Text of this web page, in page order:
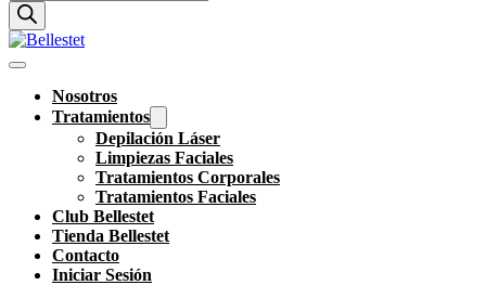
de
productos
Nosotros
Tratamientos
Depilación Láser
Limpiezas Faciales
Tratamientos Corporales
Tratamientos Faciales
Club Bellestet
Tienda Bellestet
Contacto
Iniciar Sesión